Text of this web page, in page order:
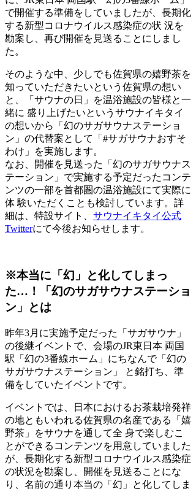
で開催する準備をしていましたが、長期化
する新型コロナウイルス感染症の状 況を
勘案し、再び開催を見送ることにしまし
た。
そのような中、少しでも佐賀県の嬉野茶を
知っていただきたいという佐賀県の想い
と、「サウナの日」を温浴施設の皆様と一
緒に 盛り上げたいというサウナイキタイ
の想いから「幻のサガサウナステーショ
ン」の代替案として「#サガサウナおすそ
わけ」を実施します。
なお、開催を見送った「幻のサガサウナス
テーション」で実施する予定だったコンテ
ンツの一部を首都圏の温浴施設にて実際に
体 験いただくことも検討しています。詳
細は、特設サイト、 サウナイキタイ公式
Twitterにて今後お知らせします。
※本当に「幻」と化してしまっ
た…！「幻のサガサウナステーショ
ン」とは
昨年3月に実施予定だった「サガサウナ」
の後継イベントで、会場のJR東日本 両国
駅「幻の3番線ホーム」にちなんで「幻の
サガサウナステーション」 と銘打ち、準
備をしていたイベントです。
イベントでは、日本におけるお茶栽培発祥
の地ともいわれる佐賀県の名産である「嬉
野茶」をサウナを通して全 身で楽しむこ
とができるコンテンツを用意していました
が、長期化する新型コロナウイルス感染症
の状況を勘案し、開催を見送ることにな
り、名前の通り本当の「幻」と化してしま